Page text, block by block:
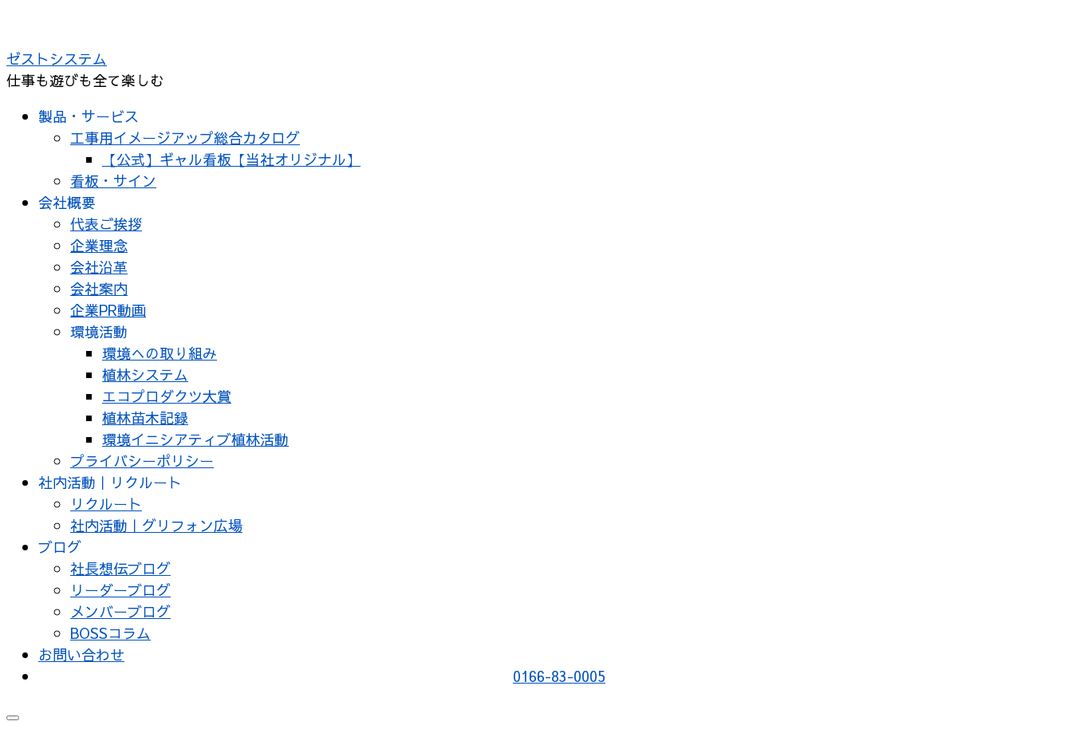
ゼストシステム
仕事も遊びも全て楽しむ
製品・サービス
工事用イメージアップ総合カタログ
【公式】ギャル看板【当社オリジナル】
看板・サイン
会社概要
代表ご挨拶
企業理念
会社沿革
会社案内
企業PR動画
環境活動
環境への取り組み
植林システム
エコプロダクツ大賞
植林苗木記録
環境イニシアティブ植林活動
プライバシーポリシー
社内活動｜リクルート
リクルート
社内活動｜グリフォン広場
ブログ
社長想伝ブログ
リーダーブログ
メンバーブログ
BOSSコラム
お問い合わせ
0166-83-0005